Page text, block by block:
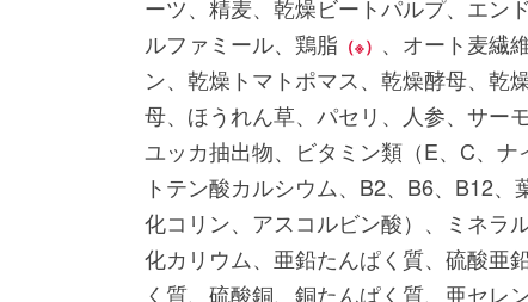
ーツ、精麦、乾燥ビートパルプ、エン
ルファミール、鶏脂 （※） 、オート麦繊
ン、乾燥トマトポマス、乾燥酵母、乾
母、ほうれん草、パセリ、人参、サー
ユッカ抽出物、ビタミン類（E、C、
トテン酸カルシウム、B2、B6、B12、
化コリン、アスコルビン酸）、ミネラ
化カリウム、亜鉛たんぱく質、硫酸亜
く質、硫酸銅、銅たんぱく質、亜セレ